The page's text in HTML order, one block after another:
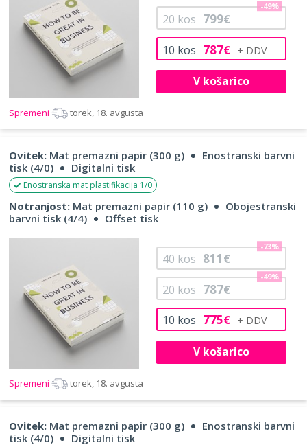
10 kos 787€
20 kos 799€
-49%
V košarico
Spremeni torek, 18. avgusta
Ovitek: Mat premazni papir (300 g)
Enostranski barvni
tisk (4/0)
Digitalni tisk
Enostranska mat plastifikacija 1/0
Notranjost: Mat premazni papir (110 g)
Obojestranski
barvni tisk (4/4)
Offset tisk
10 kos 775€
20 kos 787€
-49%
40 kos 811€
-73%
V košarico
Spremeni torek, 18. avgusta
Ovitek: Mat premazni papir (300 g)
Enostranski barvni
tisk (4/0)
Digitalni tisk